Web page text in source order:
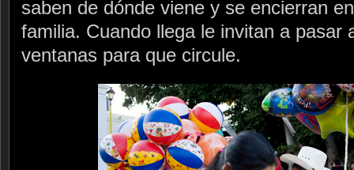
saben de dónde viene y se encierran
familia. Cuando llega le invitan a pasar
ventanas para que circule.